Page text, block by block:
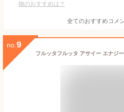
物のおすすめは？
全てのおすすめコメ
no. 9